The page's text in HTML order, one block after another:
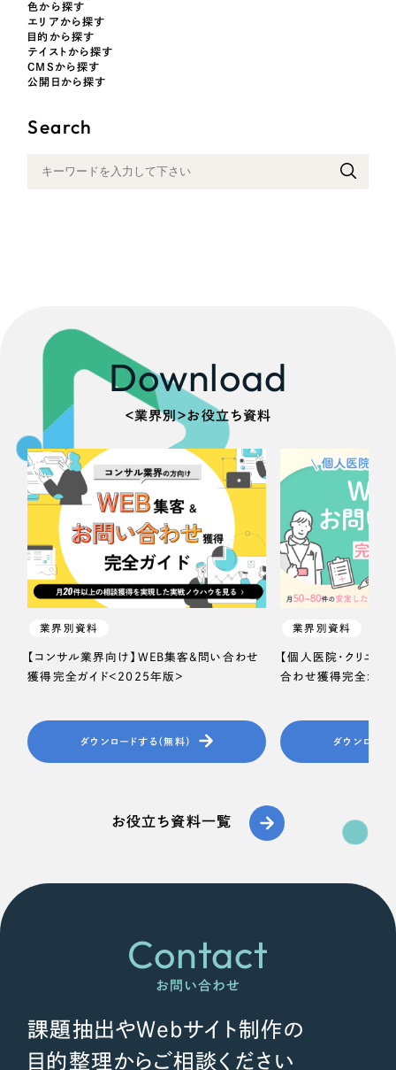
色から探す
エリアから探す
目的から探す
テイストから探す
CMSから探す
公開日から探す
Search
Download
＜業界別＞お役立ち資料
業界別資料
【コンサル業界向け】WEB集客＆問い合わせ
獲得完全ガイド＜2025年版＞
ダウンロードする（無料）
業界別資料
【個人医院・クリニッ
合わせ獲得完全ガイ
ダウンロード
お役立ち資料一覧
Contact
お問い合わせ
課題抽出やWebサイト制作の
目的整理からご相談ください